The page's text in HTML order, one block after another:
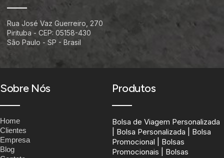
Rua José Vaz Guerreiro, 270
Pirituba - CEP: 05158-430
São Paulo - SP - Brasil
Sobre Nós
Home
Clientes
Empresa
Blog
Produtos
Bolsa de Viagem Personalizada
| Bolsa Personalizada | Bolsa
Promocional | Bolsas
Promocionais | Bolsas